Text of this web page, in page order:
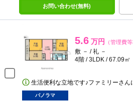
お問い合わせ(無料)
5.6 万円 （管理費
敷 － / 礼 －
4階 / 3LDK / 67.09㎡
生活便利な立地です♪ファミリーさん
パノラマ